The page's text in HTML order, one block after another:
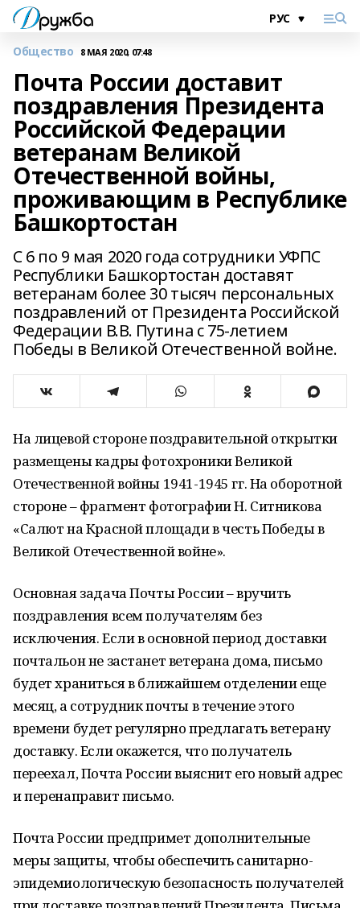
Общество 8 МАЯ 2020, 07:48
Почта России доставит
поздравления Президента
Российской Федерации
ветеранам Великой
Отечественной войны,
проживающим в Республике
Башкортостан
С 6 по 9 мая 2020 года сотрудники УФПС
Республики Башкортостан доставят
ветеранам более 30 тысяч персональных
поздравлений от Президента Российской
Федерации В.В. Путина с 75-летием
Победы в Великой Отечественной войне.
На лицевой стороне поздравительной открытки
размещены кадры фотохроники Великой
Отечественной войны 1941-1945 гг. На оборотной
стороне – фрагмент фотографии Н. Ситникова
«Салют на Красной площади в честь Победы в
Великой Отечественной войне».
Основная задача Почты России – вручить
поздравления всем получателям без
исключения. Если в основной период доставки
почтальон не застанет ветерана дома, письмо
будет храниться в ближайшем отделении еще
месяц, а сотрудник почты в течение этого
времени будет регулярно предлагать ветерану
доставку. Если окажется, что получатель
переехал, Почта России выяснит его новый адрес
и перенаправит письмо.
Почта России предпримет дополнительные
меры защиты, чтобы обеспечить санитарно-
эпидемиологическую безопасность получателей